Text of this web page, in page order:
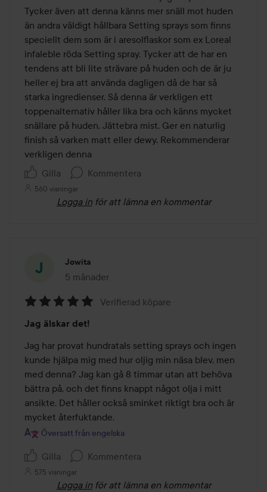
Tycker även att denna känns mer snäll mot huden
än andra väldigt hållbara Setting sprays som finns
speciellt dem som är i aresolflaskor som ex Loreal
infaleble röda Setting spray. Tycker att de har en
tendens att bli lite strävare på huden och de är ju
heller ej bra att använda dagligen då de har så
starka ingredienser. Så denna är verkligen ett
toppenalternativ håller lika bra och känns mycket
snällare på huden. Jättebra mist. Ger en naturlig
finish så varken matt eller dewy. Rekommenderar
verkligen denna
Gilla
Kommentera
560 visningar
Logga in för att lämna en kommentar
Jowita
5 månader
Inlägget skapades 5 månader
5
av
5
Verifierad köpare
Jag älskar det!
Jag har provat hundratals setting sprays och ingen
kunde hjälpa mig med hur oljig min näsa blev, men
med denna? Jag kan gå 8 timmar utan att behöva
bättra på, och det finns knappt något olja i mitt
ansikte. Det håller också sminket riktigt bra och är
mycket återfuktande.
Översatt från engelska
Gilla Kommentera
575 visningar
Logga in för att lämna en kommentar